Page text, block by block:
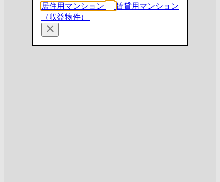
居住用マンション
賃貸用マンション
（収益物件）